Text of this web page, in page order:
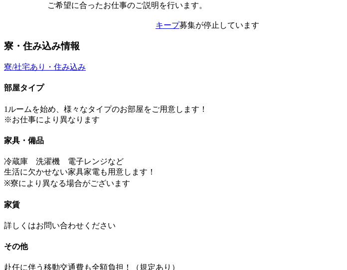
ご希望に合ったお仕事のご説明を行います。
キープ募集が停止しています
寮・住み込み情報
寮/社宅あり・住み込み
部屋タイプ
1ルームを始め、様々なタイプのお部屋をご用意します！
※お仕事により異なります
家具・備品
冷蔵庫 洗濯機 電子レンジなど
生活に欠かせない家具家電も用意します！
※寮により異なる場合がございます
家賃
詳しくはお問い合わせください
その他
赴任に伴う移動交通費も全額負担！（規定あり）